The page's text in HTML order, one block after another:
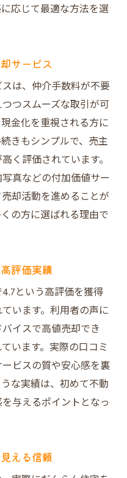
応じて最適な方法を選
サービス
は、仲介手数料が不要
つスムーズな取引が可
金化を重視される方に
きもシンプルで、売主
く評価されています。
真などの付加価値サー
却活動を進めることが
の方に選ばれる理由で
評価実績
という高評価を獲得
います。利用者の声に
イスで高値売却でき
います。実際の口コミ
ビスの質や安心感を裏
な実績は、初めて不動
与えるポイントとなっ
える信頼